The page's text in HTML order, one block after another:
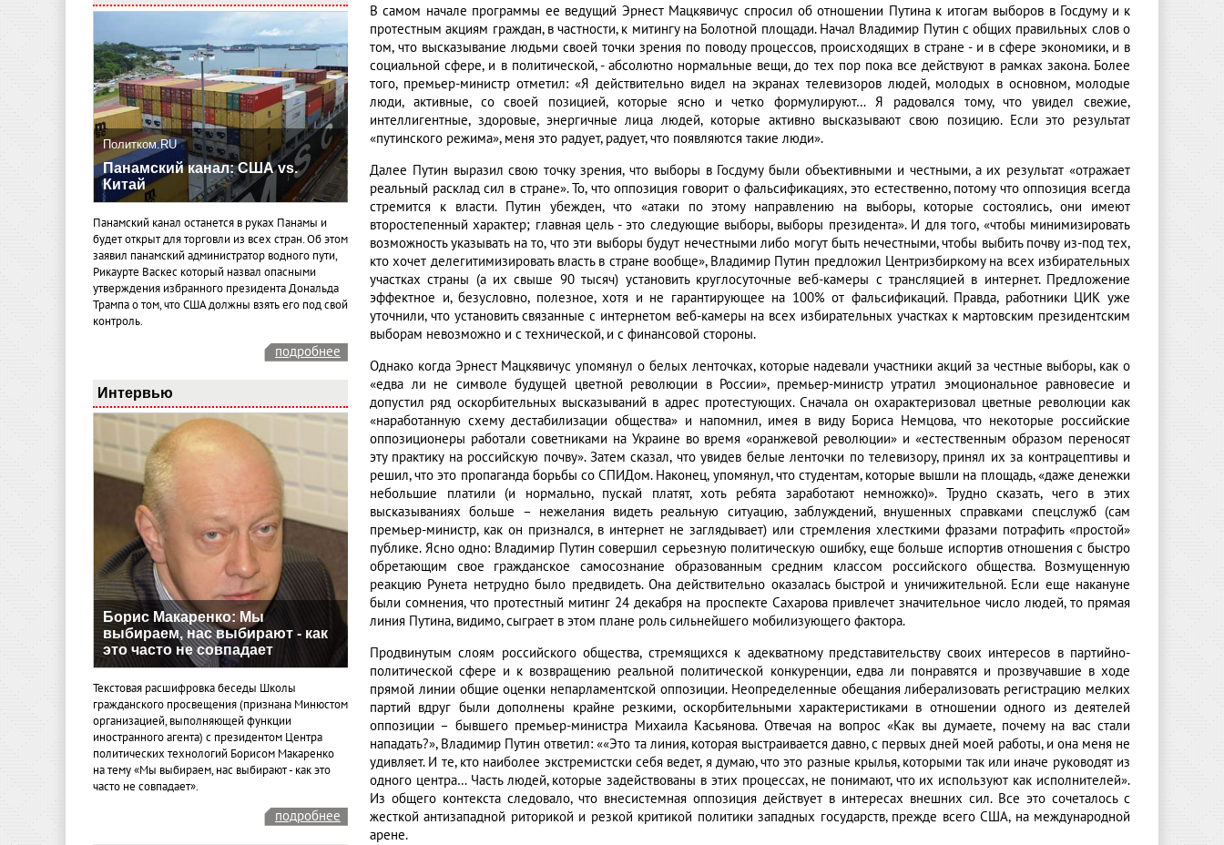
Политком.RU
Панамский канал: США vs.
Китай
Панамский канал останется в руках Панамы и
будет открыт для торговли из всех стран. Об этом
заявил панамский администратор водного пути,
Рикаурте Васкес который назвал опасными
утверждения избранного президента Дональда
Трампа о том, что США должны взять его под свой
контроль.
подробнее
Интервью
Борис Макаренко: Мы
выбираем, нас выбирают - как
это часто не совпадает
Текстовая расшифровка беседы Школы
гражданского просвещения (признана Минюстом
организацией, выполняющей функции
иностранного агента) с президентом Центра
политических технологий Борисом Макаренко
на тему «Мы выбираем, нас выбирают - как это
часто не совпадает».
подробнее
В самом начале программы ее ведущий Эрнест Мацкявичус спросил об отношении Путина к итогам выборов в Госдуму и к
протестным акциям граждан, в частности, к митингу на Болотной площади. Начал Владимир Путин с общих правильных слов о
том, что высказывание людьми своей точки зрения по поводу процессов, происходящих в стране - и в сфере экономики, и в
социальной сфере, и в политической, - абсолютно нормальные вещи, до тех пор пока все действуют в рамках закона. Более
того, премьер-министр отметил: «Я действительно видел на экранах телевизоров людей, молодых в основном, молодые
люди, активные, со своей позицией, которые ясно и четко формулируют… Я радовался тому, что увидел свежие,
интеллигентные, здоровые, энергичные лица людей, которые активно высказывают свою позицию. Если это результат
«путинского режима», меня это радует, радует, что появляются такие люди».
Далее Путин выразил свою точку зрения, что выборы в Госдуму были объективными и честными, а их результат «отражает
реальный расклад сил в стране». То, что оппозиция говорит о фальсификациях, это естественно, потому что оппозиция всегда
стремится к власти. Путин убежден, что «атаки по этому направлению на выборы, которые состоялись, они имеют
второстепенный характер; главная цель - это следующие выборы, выборы президента». И для того, «чтобы минимизировать
возможность указывать на то, что эти выборы будут нечестными либо могут быть нечестными, чтобы выбить почву из-под тех,
кто хочет делегитимизировать власть в стране вообще», Владимир Путин предложил Центризбиркому на всех избирательных
участках страны (а их свыше 90 тысяч) установить круглосуточные веб-камеры с трансляцией в интернет. Предложение
эффектное и, безусловно, полезное, хотя и не гарантирующее на 100% от фальсификаций. Правда, работники ЦИК уже
уточнили, что установить связанные с интернетом веб-камеры на всех избирательных участках к мартовским президентским
выборам невозможно и с технической, и с финансовой стороны.
Однако когда Эрнест Мацкявичус упомянул о белых ленточках, которые надевали участники акций за честные выборы, как о
«едва ли не символе будущей цветной революции в России», премьер-министр утратил эмоциональное равновесие и
допустил ряд оскорбительных высказываний в адрес протестующих. Сначала он охарактеризовал цветные революции как
«наработанную схему дестабилизации общества» и напомнил, имея в виду Бориса Немцова, что некоторые российские
оппозиционеры работали советниками на Украине во время «оранжевой революции» и «естественным образом переносят
эту практику на российскую почву». Затем сказал, что увидев белые ленточки по телевизору, принял их за контрацептивы и
решил, что это пропаганда борьбы со СПИДом. Наконец, упомянул, что студентам, которые вышли на площадь, «даже денежки
небольшие платили (и нормально, пускай платят, хоть ребята заработают немножко)». Трудно сказать, чего в этих
высказываниях больше – нежелания видеть реальную ситуацию, заблуждений, внушенных справками спецслужб (сам
премьер-министр, как он признался, в интернет не заглядывает) или стремления хлесткими фразами потрафить «простой»
публике. Ясно одно: Владимир Путин совершил серьезную политическую ошибку, еще больше испортив отношения с быстро
обретающим свое гражданское самосознание образованным средним классом российского общества. Возмущенную
реакцию Рунета нетрудно было предвидеть. Она действительно оказалась быстрой и уничижительной. Если еще накануне
были сомнения, что протестный митинг 24 декабря на проспекте Сахарова привлечет значительное число людей, то прямая
линия Путина, видимо, сыграет в этом плане роль сильнейшего мобилизующего фактора.
Продвинутым слоям российского общества, стремящихся к адекватному представительству своих интересов в партийно-
политической сфере и к возвращению реальной политической конкуренции, едва ли понравятся и прозвучавшие в ходе
прямой линии общие оценки непарламентской оппозиции. Неопределенные обещания либерализовать регистрацию мелких
партий вдруг были дополнены крайне резкими, оскорбительными характеристиками в отношении одного из деятелей
оппозиции – бывшего премьер-министра Михаила Касьянова. Отвечая на вопрос «Как вы думаете, почему на вас стали
нападать?», Владимир Путин ответил: ««Это та линия, которая выстраивается давно, с первых дней моей работы, и она меня не
удивляет. И те, кто наиболее экстремистски себя ведет, я думаю, что это разные крылья, которыми так или иначе руководят из
одного центра… Часть людей, которые задействованы в этих процессах, не понимают, что их используют как исполнителей».
Из общего контекста следовало, что внесистемная оппозиция действует в интересах внешних сил. Все это сочеталось с
жесткой антизападной риторикой и резкой критикой политики западных государств, прежде всего США, на международной
арене.